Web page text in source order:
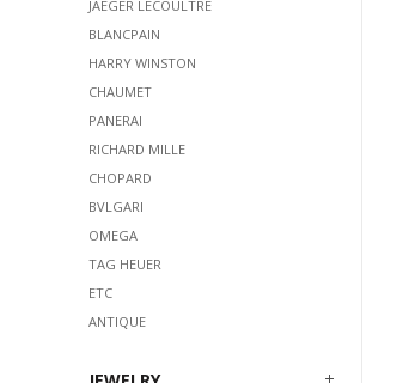
JAEGER LECOULTRE
BLANCPAIN
HARRY WINSTON
CHAUMET
PANERAI
RICHARD MILLE
CHOPARD
BVLGARI
OMEGA
TAG HEUER
ETC
ANTIQUE